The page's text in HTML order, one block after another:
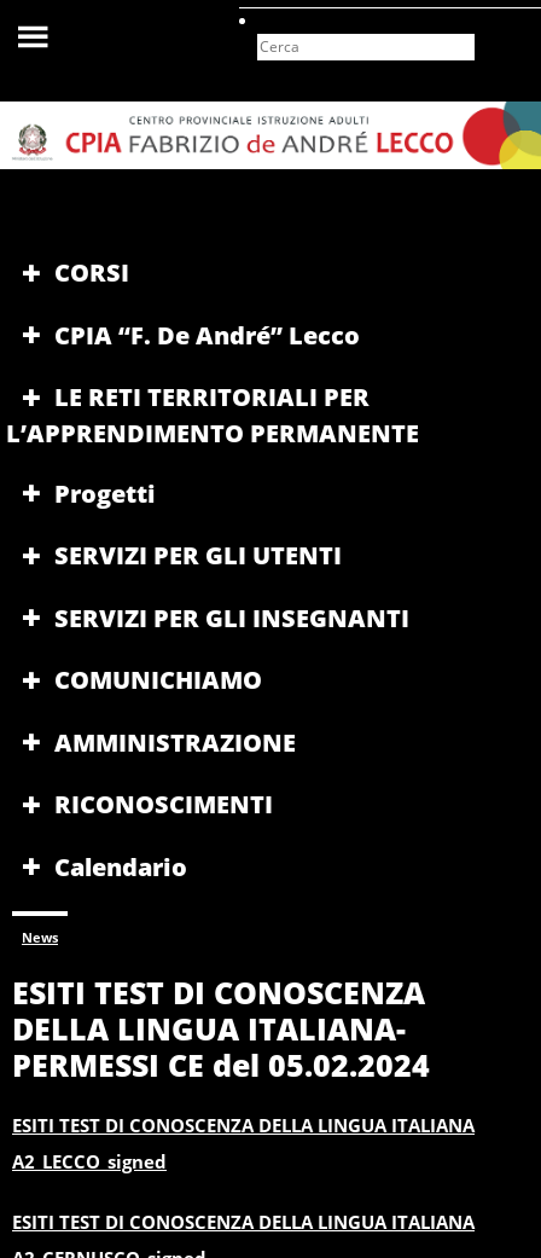
Search
for:
CORSI
CPIA “F. De André” Lecco
LE RETI TERRITORIALI PER
L’APPRENDIMENTO PERMANENTE
Progetti
SERVIZI PER GLI UTENTI
SERVIZI PER GLI INSEGNANTI
COMUNICHIAMO
AMMINISTRAZIONE
RICONOSCIMENTI
Calendario
News
ESITI TEST DI CONOSCENZA
DELLA LINGUA ITALIANA-
PERMESSI CE del 05.02.2024
ESITI TEST DI CONOSCENZA DELLA LINGUA ITALIANA
A2_LECCO_signed
ESITI TEST DI CONOSCENZA DELLA LINGUA ITALIANA